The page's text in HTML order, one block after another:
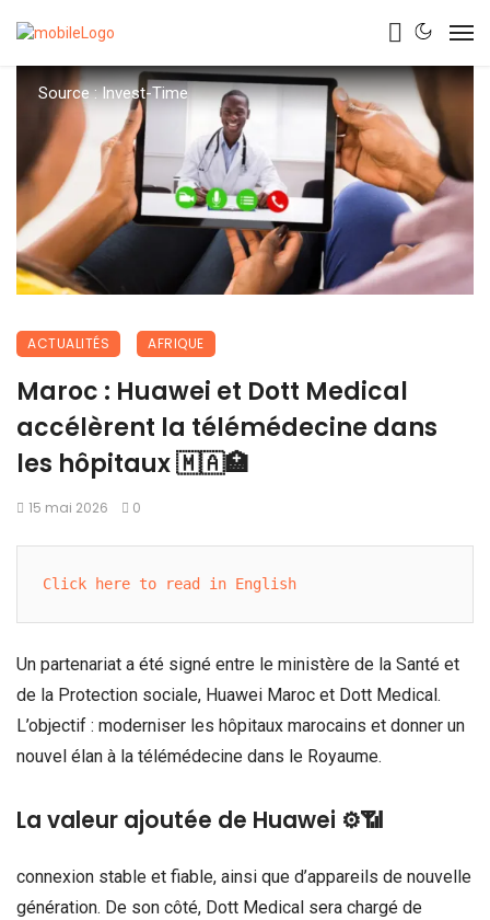
Source : Invest-Time
ACTUALITÉS AFRIQUE
Maroc : Huawei et Dott Medical
accélèrent la télémédecine dans
les hôpitaux 🇲🇦🏥
15 mai 2026 0
Click here to read in English
Un partenariat a été signé entre le ministère de la Santé et
de la Protection sociale, Huawei Maroc et Dott Medical.
L’objectif : moderniser les hôpitaux marocains et donner un
nouvel élan à la télémédecine dans le Royaume.
La valeur ajoutée de Huawei ⚙️📶
connexion stable et fiable, ainsi que d’appareils de nouvelle
génération. De son côté, Dott Medical sera chargé de